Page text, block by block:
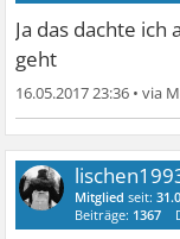
Ja das dachte ich
geht
16.05.2017 23:36 •
Mitglied seit:
Beiträge: 1367